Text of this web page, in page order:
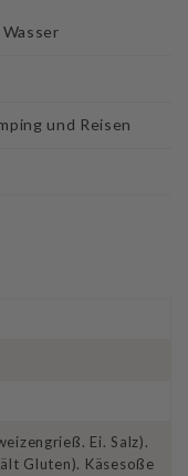
und Reisen
Ei. Salz).
Gluten). Käsesoße